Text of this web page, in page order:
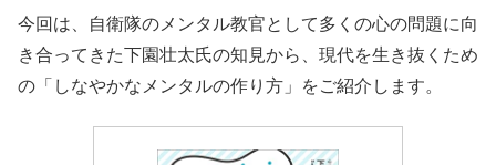
今回は、自衛隊のメンタル教官として多くの心の問題に向
き合ってきた下園壮太氏の知見から、現代を生き抜くため
の「しなやかなメンタルの作り方」をご紹介します。